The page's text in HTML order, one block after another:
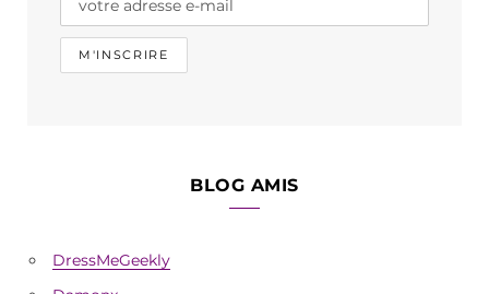
BLOG AMIS
DressMeGeekly